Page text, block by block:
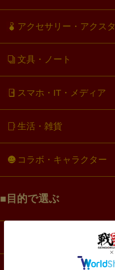
アクセサリー・アクスタ
文具・ノート
スマホ・IT・メディア
生活・雑貨
コラボ・キャラクター
目的で選ぶ